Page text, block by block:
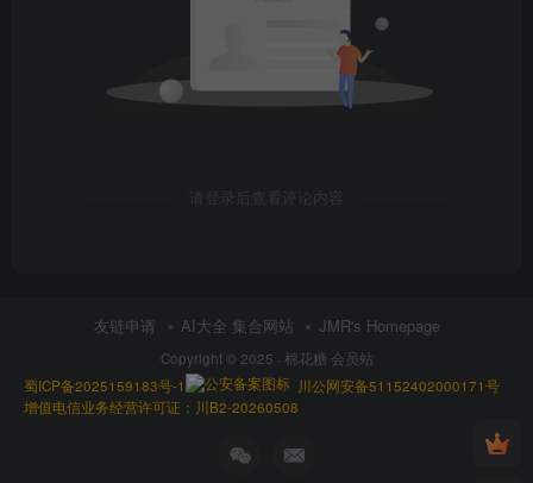
请登录后查看评论内容
友链申请 AI大全 集合网站 JMR's Homepage
Copyright © 2025 · 棉花糖 会员站
蜀ICP备2025159183号-1
川公网安备51152402000171号
增值电信业务经营许可证：川B2-20260508